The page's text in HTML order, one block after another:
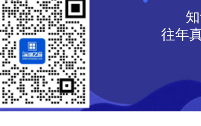
往年